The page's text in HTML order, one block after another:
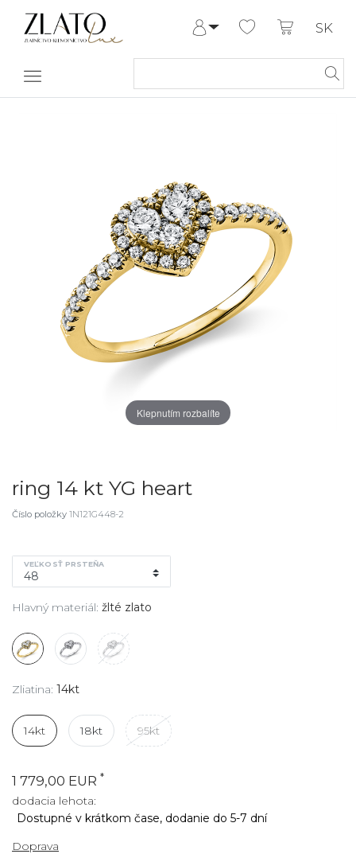
Môj účet
SK
Klepnutím rozbalíte
ring 14 kt YG heart
Číslo položky 1N121G448-2
VEĽKOSŤ PRSTEŇA
Hlavný materiál: žlté zlato
Zliatina: 14kt
14kt 18kt 95kt
1 779,00 EUR *
dodacia lehota:
Dostupné v krátkom čase, dodanie do 5-7 dní
Doprava